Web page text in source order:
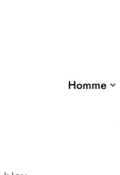
Homme